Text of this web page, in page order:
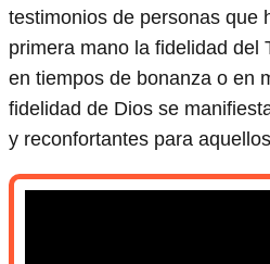
testimonios de personas que
primera mano la fidelidad del
en tiempos de bonanza o en
fidelidad de Dios se
y reconfortantes para